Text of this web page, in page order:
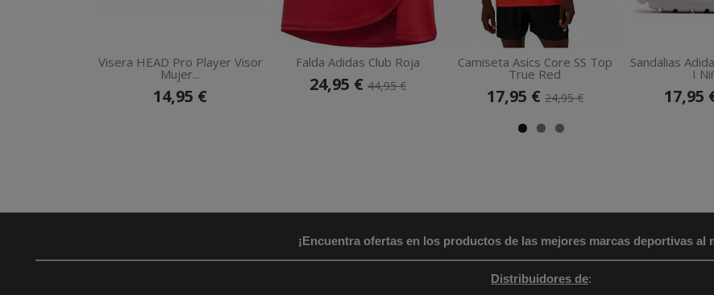
Visera HEAD Pro Player Visor
Mujer...
14,95 €
Falda Adidas Club Roja
24,95 € 44,95 €
Camiseta Asics Core SS Top
True Red
17,95 € 24,95 €
Sandalias
I
17,95
¡Encuentra ofertas en los productos de las mejores marcas deportivas al
Distribuidores de: